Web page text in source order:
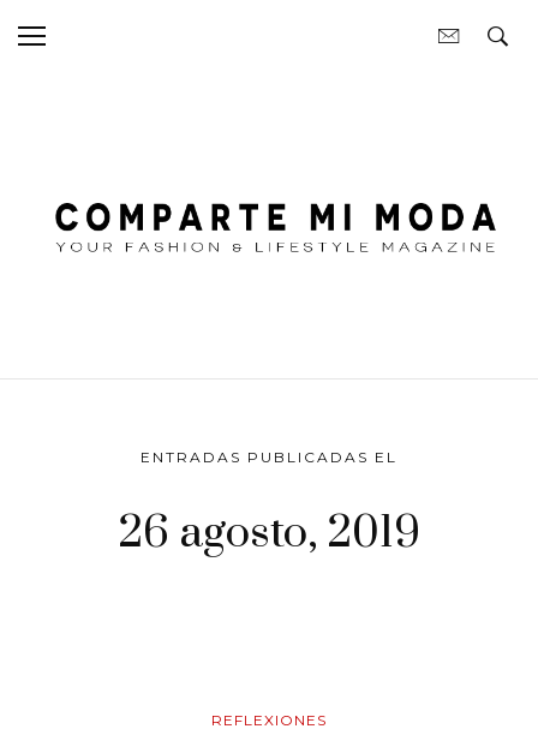
ENTRADAS PUBLICADAS EL
26 agosto, 2019
REFLEXIONES